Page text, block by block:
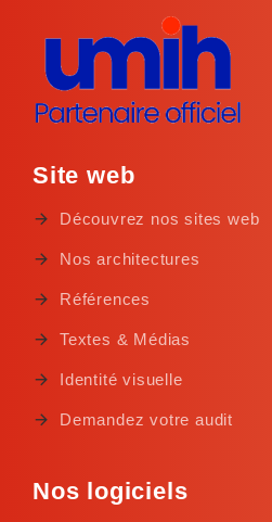
Site web
Découvrez nos sites web
Nos architectures
Références
Textes & Médias
Identité visuelle
Demandez votre audit
Nos logiciels